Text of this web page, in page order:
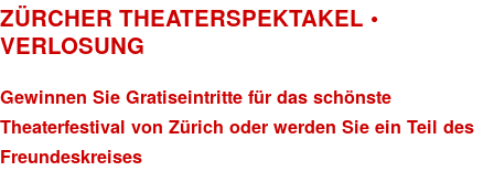
ZÜRCHER THEATERSPEKTAKEL •
VERLOSUNG
Gewinnen Sie Gratiseintritte für das schönste
Theaterfestival von Zürich oder werden Sie ein Teil des
Freundeskreises